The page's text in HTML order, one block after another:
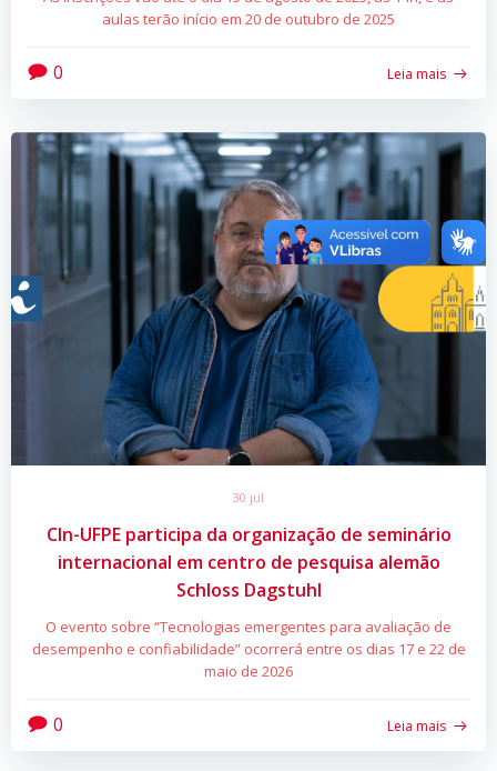
aulas terão início em 20 de outubro de 2025
0 Leia mais
30 jul
CIn-UFPE participa da organização de seminário
internacional em centro de pesquisa alemão
Schloss Dagstuhl
O evento sobre “Tecnologias emergentes para avaliação de
desempenho e confiabilidade” ocorrerá entre os dias 17 e 22 de
maio de 2026
0 Leia mais